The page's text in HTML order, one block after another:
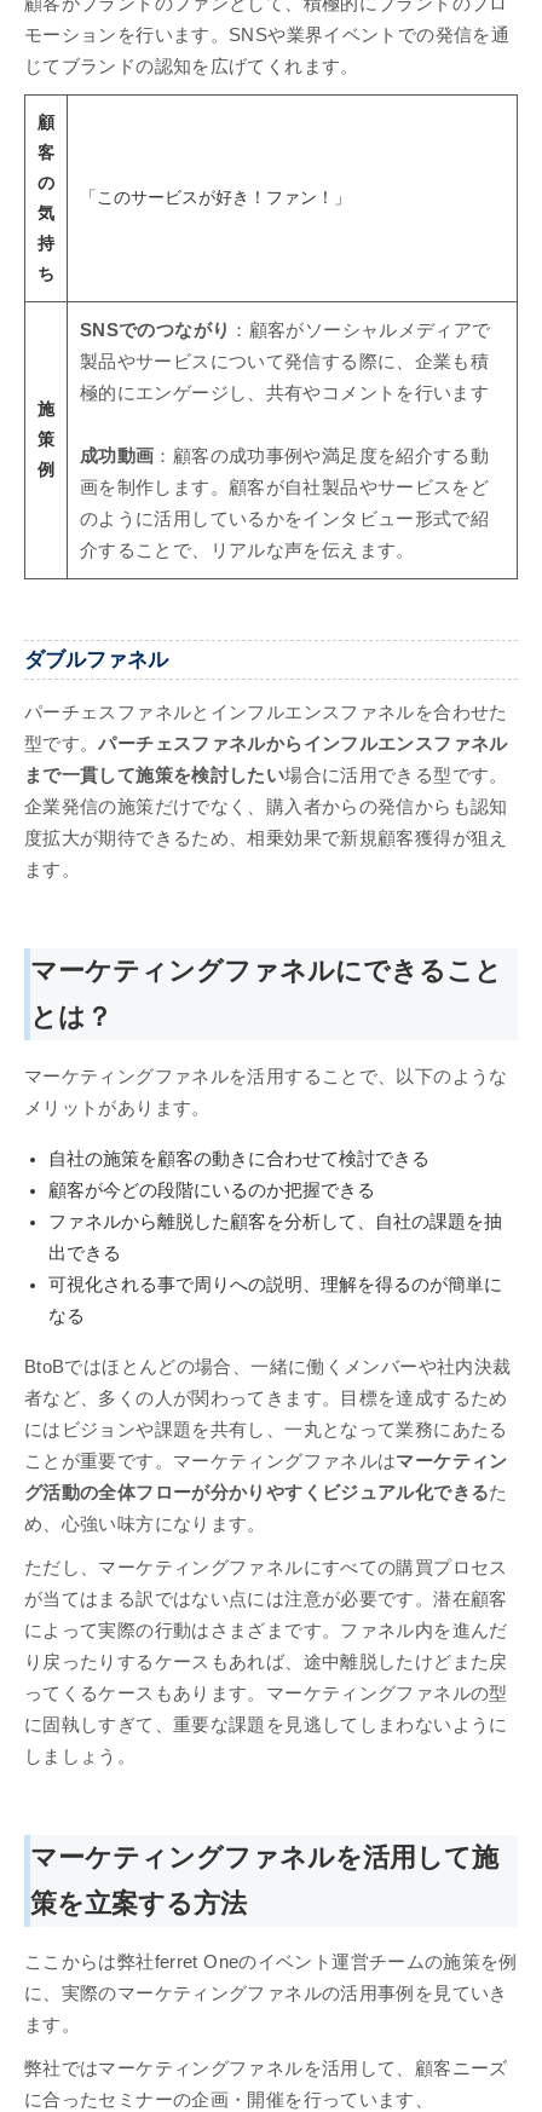
モーションを行います。SNSや業界イベントでの発信を通
じてブランドの認知を広げてくれます。
顧
客
の
気
持
ち
「このサービスが好き！ファン！」
施
策
例
SNSでのつながり ：顧客がソーシャルメディアで
製品やサービスについて発信する際に、企業も積
極的にエンゲージし、共有やコメントを行います
成功動画 ：顧客の成功事例や満足度を紹介する動
画を制作します。顧客が自社製品やサービスをど
のように活用しているかをインタビュー形式で紹
介することで、リアルな声を伝えます。
ダブルファネル
パーチェスファネルとインフルエンスファネルを合わせた
型です。パーチェスファネルからインフルエンスファネル
まで一貫して施策を検討したい場合に活用できる型です。
企業発信の施策だけでなく、購入者からの発信からも認知
度拡大が期待できるため、相乗効果で新規顧客獲得が狙え
ます。
マーケティングファネルにできること
とは？
マーケティングファネルを活用することで、以下のような
メリットがあります。
自社の施策を顧客の動きに合わせて検討できる
顧客が今どの段階にいるのか把握できる
ファネルから離脱した顧客を分析して、自社の課題を抽
出できる
可視化される事で周りへの説明、理解を得るのが簡単に
なる
BtoBではほとんどの場合、一緒に働くメンバーや社内決裁
者など、多くの人が関わってきます。目標を達成するため
にはビジョンや課題を共有し、一丸となって業務にあたる
ことが重要です。マーケティングファネルはマーケティン
グ活動の全体フローが分かりやすくビジュアル化できるた
め、心強い味方になります。
ただし、マーケティングファネルにすべての購買プロセス
が当てはまる訳ではない点には注意が必要です。潜在顧客
によって実際の行動はさまざまです。ファネル内を進んだ
り戻ったりするケースもあれば、途中離脱したけどまた戻
ってくるケースもあります。マーケティングファネルの型
に固執しすぎて、重要な課題を見逃してしまわないように
しましょう。
マーケティングファネルを活用して施
策を立案する方法
ここからは弊社ferret Oneのイベント運営チームの施策を例
に、実際のマーケティングファネルの活用事例を見ていき
ます。
弊社ではマーケティングファネルを活用して、顧客ニーズ
に合ったセミナーの企画・開催を行っています、